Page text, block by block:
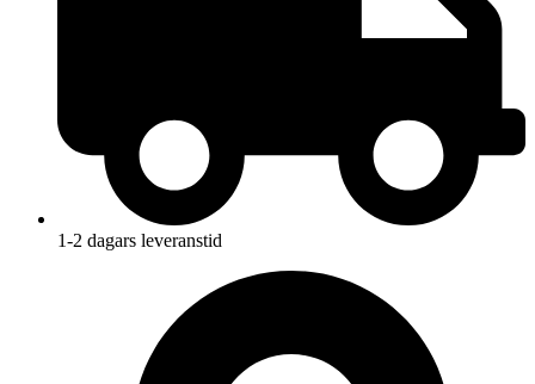
1-2 dagars leveranstid